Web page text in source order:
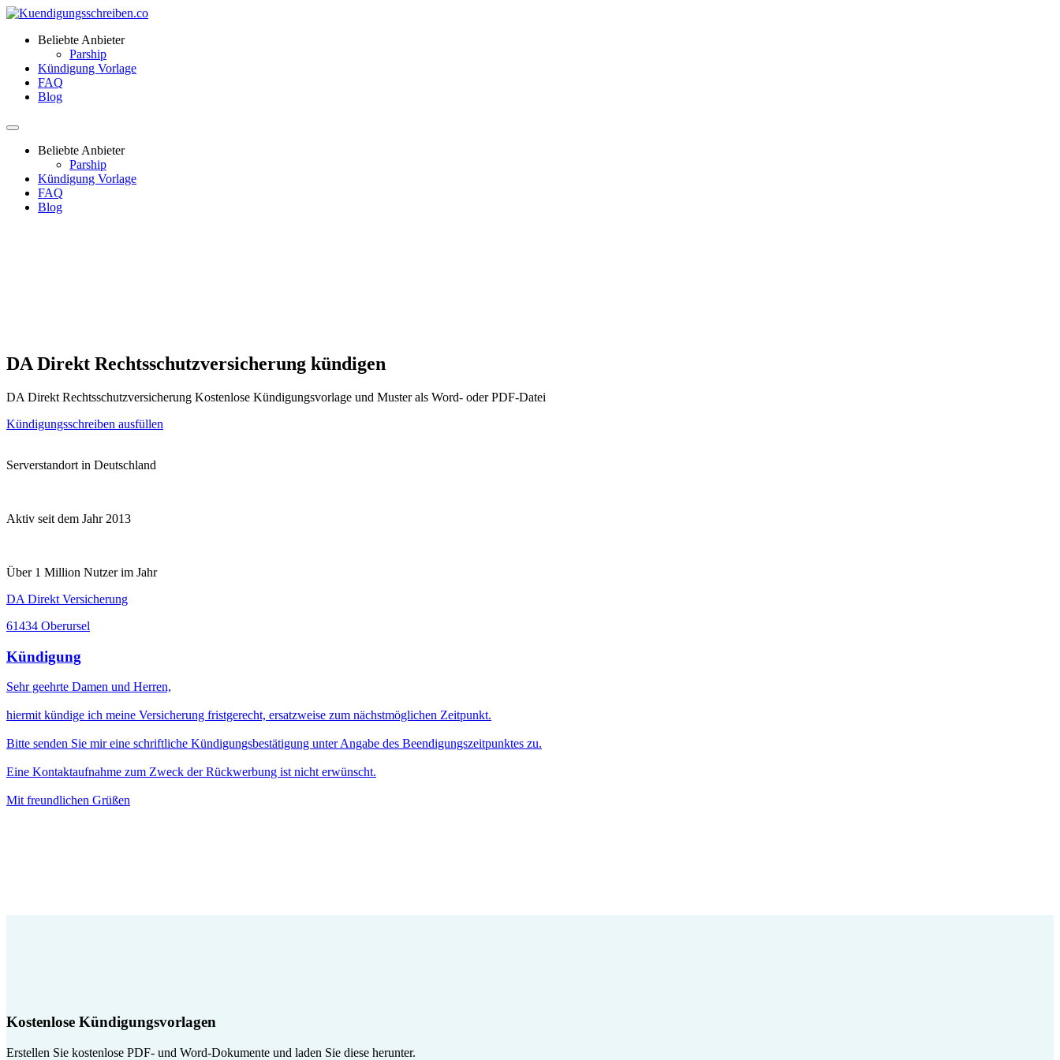
Beliebte Anbieter
Parship
Kündigung Vorlage
FAQ
Blog
Beliebte Anbieter
Parship
Kündigung Vorlage
FAQ
Blog
DA Direkt Rechtsschutzversicherung kündigen
DA Direkt Rechtsschutzversicherung Kostenlose Kündigungsvorlage und Muster als Word- oder PDF-Datei
Kündigungsschreiben ausfüllen
Serverstandort in Deutschland
Aktiv seit dem Jahr 2013
Über 1 Million Nutzer im Jahr
DA Direkt Versicherung
61434 Oberursel
Kündigung
Sehr geehrte Damen und Herren,
hiermit kündige ich meine Versicherung fristgerecht, ersatzweise zum nächstmöglichen Zeitpunkt.
Bitte senden Sie mir eine schriftliche Kündigungsbestätigung unter Angabe des Beendigungszeitpunktes zu.
Eine Kontaktaufnahme zum Zweck der Rückwerbung ist nicht erwünscht.
Mit freundlichen Grüßen
Kostenlose Kündigungsvorlagen
Erstellen Sie kostenlose PDF- und Word-Dokumente und laden Sie diese herunter.